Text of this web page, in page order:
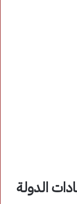
الدولة